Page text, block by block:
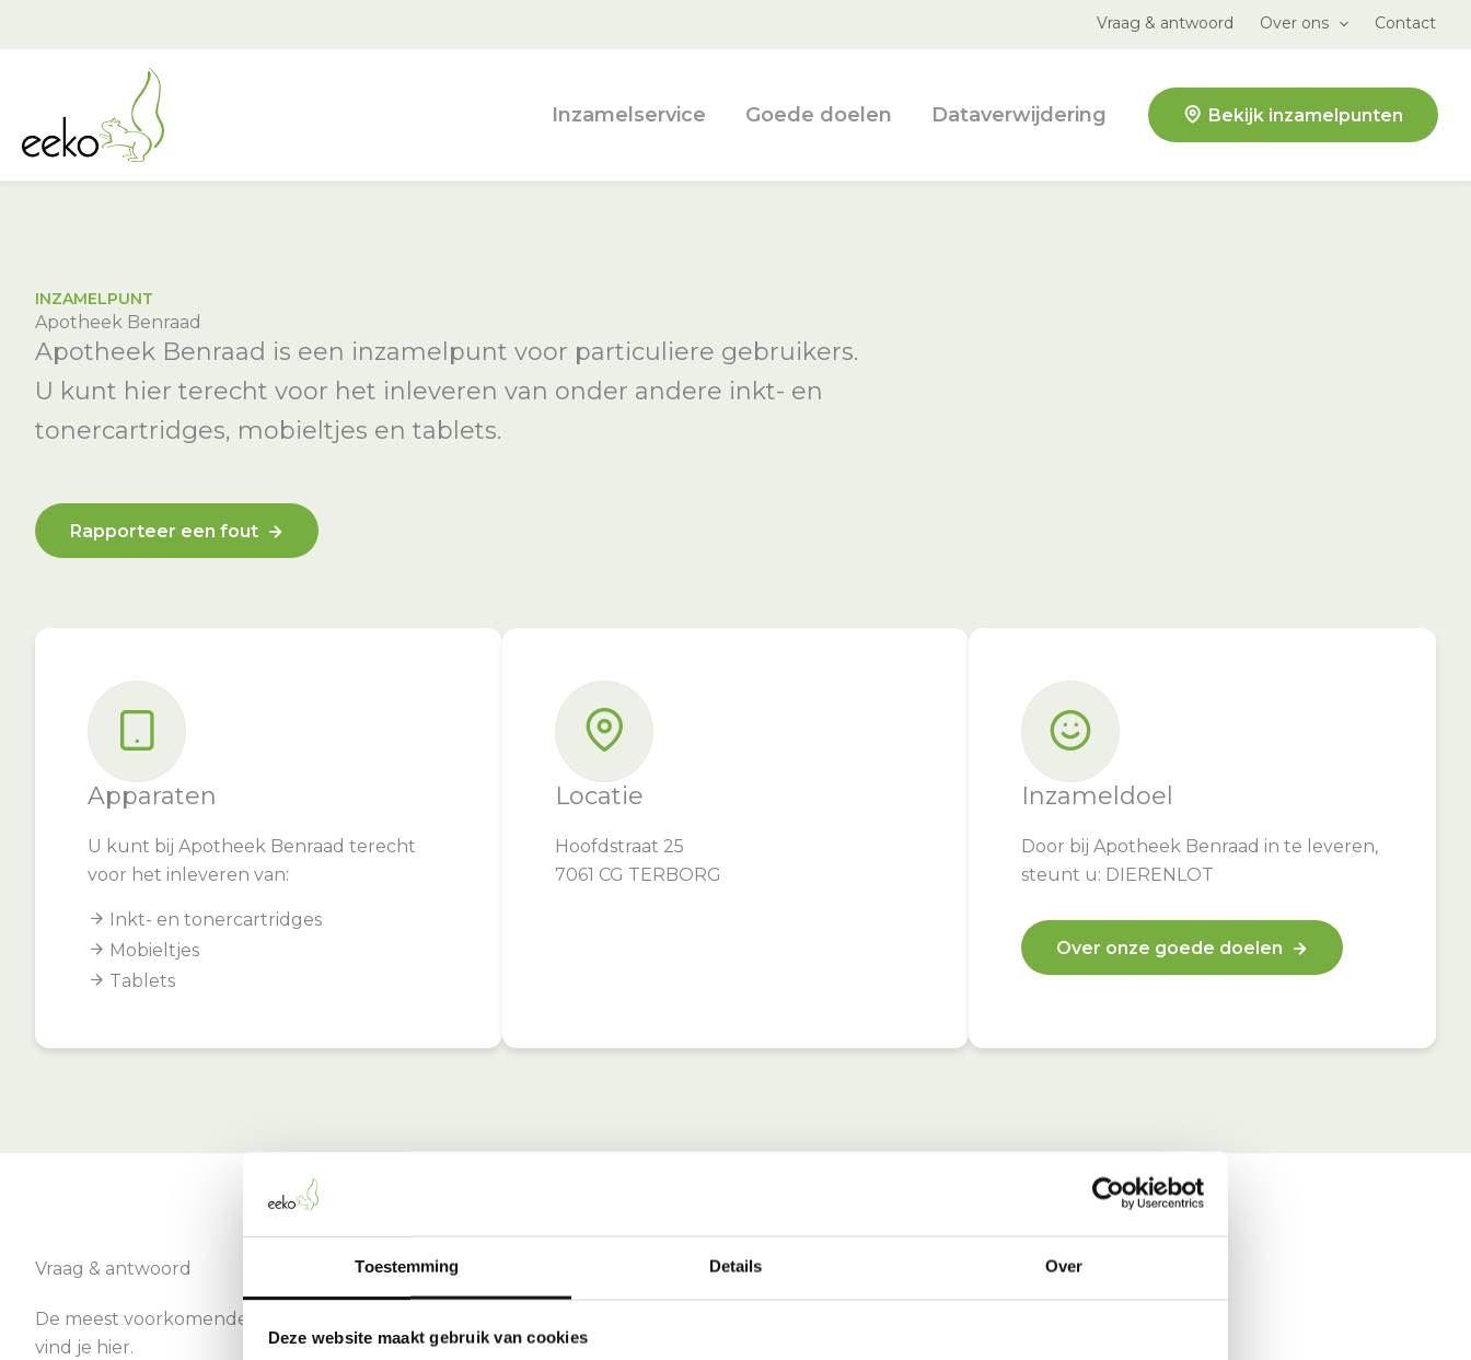
Toestemming Details Over
Deze website maakt gebruik van cookies
Vraag & antwoord Over ons Contact
Inzamelservice Goede doelen Dataverwijdering Bekijk inzamelpunten
INZAMELPUNT
Apotheek Benraad
Apotheek Benraad is een inzamelpunt voor particuliere gebruikers.
U kunt hier terecht voor het inleveren van onder andere inkt- en
tonercartridges, mobieltjes en tablets.
Rapporteer een fout
Apparaten
U kunt bij Apotheek Benraad terecht
voor het inleveren van:
Inkt- en tonercartridges
Mobieltjes
Tablets
Locatie
Hoofdstraat 25
7061 CG TERBORG
Inzameldoel
Door bij Apotheek Benraad in te leveren,
steunt u: DIERENLOT
Over onze goede doelen
Vraag & antwoord
De meest voorkomende vragen over onze dienst
vind je hier.